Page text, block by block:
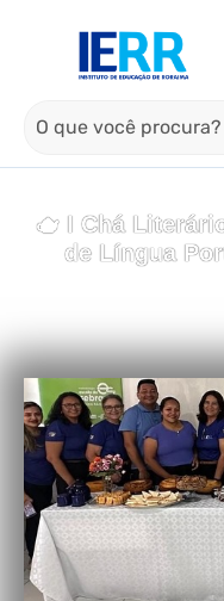
🫖 I Chá
de Língua